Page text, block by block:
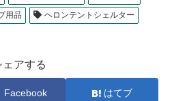
用品
ヘロンテントシェルター
ェアする
Facebook はてブ